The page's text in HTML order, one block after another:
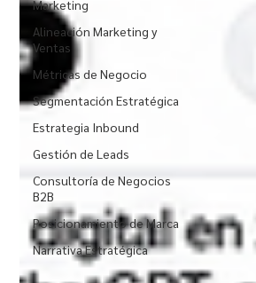
Marketing
Alineación Marketing y
Ventas
Métricas de Negocio
Segmentación Estratégica
Estrategia Inbound
Gestión de Leads
Consultoría de Negocios
B2B
Posicionamiento de Marca
Narrativa Estratégica